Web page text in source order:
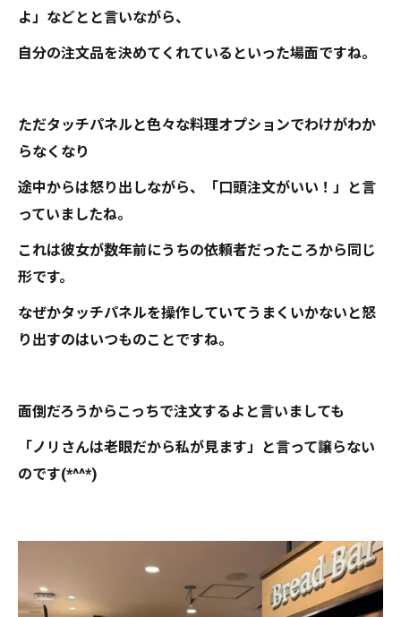
よ」などとと言いながら、
自分の注文品を決めてくれているといった場面ですね。
ただタッチパネルと色々な料理オプションでわけがわか
らなくなり
途中からは怒り出しながら、「口頭注文がいい！」と言
っていましたね。
これは彼女が数年前にうちの依頼者だったころから同じ
形です。
なぜかタッチパネルを操作していてうまくいかないと怒
り出すのはいつものことですね。
面倒だろうからこっちで注文するよと言いましても
「ノリさんは老眼だから私が見ます」と言って譲らない
のです(*^^*)